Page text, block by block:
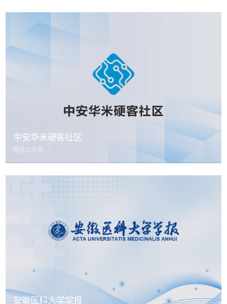
中安华米硬客社区
微信公众号
安徽医科大学学报